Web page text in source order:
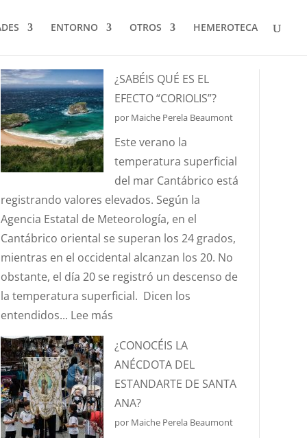
ENTORNO OTROS HEMEROTECA
¿SABÉIS QUÉ ES EL
EFECTO “CORIOLIS”?
por Maiche Perela Beaumont
Este verano la
temperatura superficial
del mar Cantábrico está
registrando valores elevados. Según la
Agencia Estatal de Meteorología, en el
Cantábrico oriental se superan los 24 grados,
mientras en el occidental alcanzan los 20. No
obstante, el día 20 se registró un descenso de
la temperatura superficial. Dicen los
entendidos... Lee más
QUÉ
ES
EL
EFECTO
“CORIOLIS”?
¿CONOCÉIS LA
ANÉCDOTA DEL
ESTANDARTE DE SANTA
ANA?
por Maiche Perela Beaumont